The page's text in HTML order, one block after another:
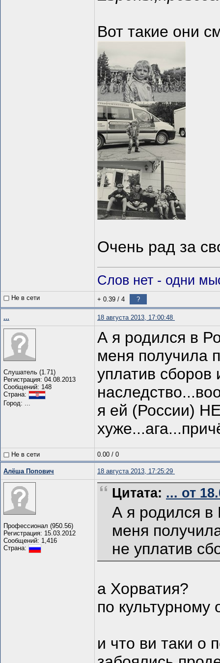
Вот такие они
Очень рад за
Слов нет - одни
Не в сети + 0.39 / 4 ?
... 18 августа 2013, 17:00:48
Слушатель (1.71)
Регистрация: 04.08.2013
Сообщений: 148
Страна:
Город: ...
А я родился в
меня получила
уплатив
я ей (России)
Не в сети 0.00 / 0
Алёша Попович 18 августа 2013, 17:25:29
Профессионал (950.56)
Регистрация: 15.03.2012
Сообщений: 1,416
Страна:
Цитата: ... от
А я родился в
меня
не уплатив
а Хорватия?
по культурному
и что ви таки о